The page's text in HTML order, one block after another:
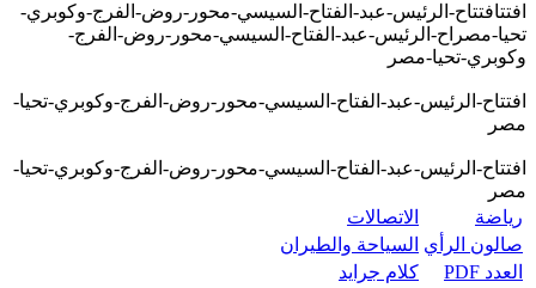
افتتافتتاح-الرئيس-عبد-الفتاح-السيسي-محور-روض-الفرج-وكوبري-
تحيا-مصراح-الرئيس-عبد-الفتاح-السيسي-محور-روض-الفرج-
وكوبري-تحيا-مصر
افتتاح-الرئيس-عبد-الفتاح-السيسي-محور-روض-الفرج-وكوبري-تحيا-
مصر
افتتاح-الرئيس-عبد-الفتاح-السيسي-محور-روض-الفرج-وكوبري-تحيا-
مصر
رياضة
الاتصالات
صالون الرأي السياحة والطيران
العدد PDF
كلام جرايد